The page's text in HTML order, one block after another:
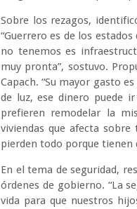
Sobre los rezagos,
“Guerrero es de los
no tenemos es
muy pronta”, sostuvo.
Capach. “Su mayor gasto
de luz, ese dinero puede
prefieren remodelar la
viviendas que afecta
pierden todo porque tienen
En el tema de seguridad,
órdenes de gobierno. “La
vida para que nuestros